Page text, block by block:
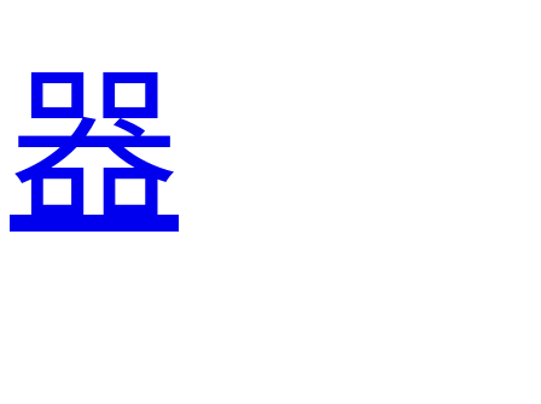
器